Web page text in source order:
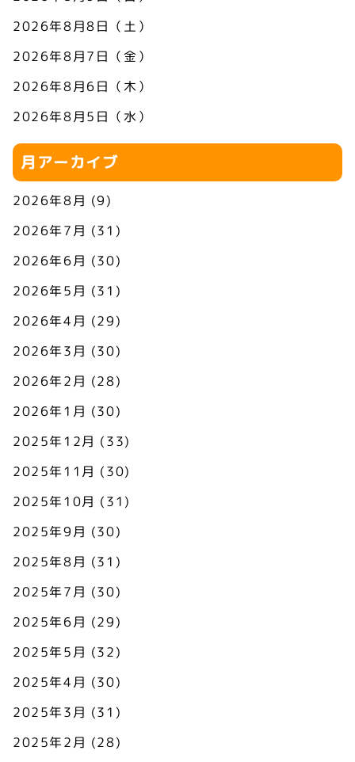
2026年8月8日（土）
2026年8月7日（金）
2026年8月6日（木）
2026年8月5日（水）
月アーカイブ
2026年8月 (9)
2026年7月 (31)
2026年6月 (30)
2026年5月 (31)
2026年4月 (29)
2026年3月 (30)
2026年2月 (28)
2026年1月 (30)
2025年12月 (33)
2025年11月 (30)
2025年10月 (31)
2025年9月 (30)
2025年8月 (31)
2025年7月 (30)
2025年6月 (29)
2025年5月 (32)
2025年4月 (30)
2025年3月 (31)
2025年2月 (28)